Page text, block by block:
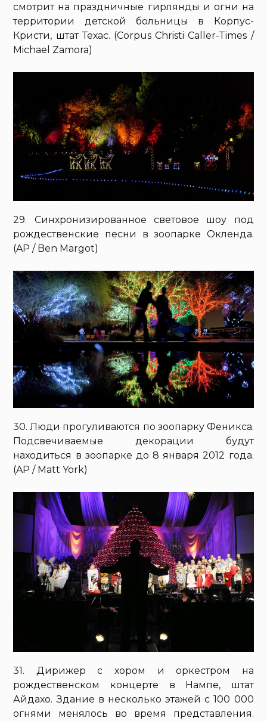
смотрит на праздничные гирлянды и огни на
территории детской больницы в Корпус-
Кристи, штат Техас. (Corpus Christi Caller-Times /
Michael Zamora)
29. Синхронизированное световое шоу под
рождественские песни в зоопарке Окленда.
(AP / Ben Margot)
30. Люди прогуливаются по зоопарку Феникса.
Подсвечиваемые декорации будут
находиться в зоопарке до 8 января 2012 года.
(AP / Matt York)
31. Дирижер с хором и оркестром на
рождественском концерте в Нампе, штат
Айдахо. Здание в несколько этажей с 100 000
огнями менялось во время представления.